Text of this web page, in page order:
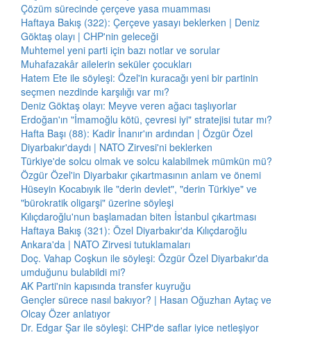
Çözüm sürecinde çerçeve yasa muamması
Haftaya Bakış (322): Çerçeve yasayı beklerken | Deniz
Göktaş olayı | CHP'nin geleceği
Muhtemel yeni parti için bazı notlar ve sorular
Muhafazakâr ailelerin seküler çocukları
Hatem Ete ile söyleşi: Özel'in kuracağı yeni bir partinin
seçmen nezdinde karşılığı var mı?
Deniz Göktaş olayı: Meyve veren ağacı taşlıyorlar
Erdoğan'ın "İmamoğlu kötü, çevresi iyi" stratejisi tutar mı?
Hafta Başı (88): Kadir İnanır'ın ardından | Özgür Özel
Diyarbakır'daydı | NATO Zirvesi'ni beklerken
Türkiye'de solcu olmak ve solcu kalabilmek mümkün mü?
Özgür Özel'in Diyarbakır çıkartmasının anlam ve önemi
Hüseyin Kocabıyık ile "derin devlet", "derin Türkiye" ve
"bürokratik oligarşi" üzerine söyleşi
Kılıçdaroğlu'nun başlamadan biten İstanbul çıkartması
Haftaya Bakış (321): Özel Diyarbakır'da Kılıçdaroğlu
Ankara'da | NATO Zirvesi tutuklamaları
Doç. Vahap Coşkun ile söyleşi: Özgür Özel Diyarbakır'da
umduğunu bulabildi mi?
AK Parti'nin kapısında transfer kuyruğu
Gençler sürece nasıl bakıyor? | Hasan Oğuzhan Aytaç ve
Olcay Özer anlatıyor
Dr. Edgar Şar ile söyleşi: CHP'de saflar iyice netleşiyor